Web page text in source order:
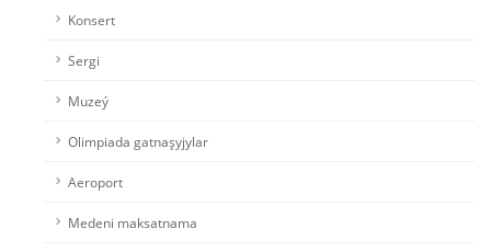
Konsert
Sergi
Muzeý
Olimpiada gatnaşyjylar
Aeroport
Medeni maksatnama